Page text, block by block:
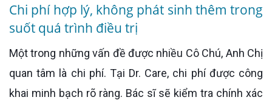
Chi phí hợp lý, không phát sinh thêm trong
suốt quá trình điều trị
Một trong những vấn đề được nhiều Cô Chú, Anh Chị
quan tâm là chi phí. Tại Dr. Care, chi phí được công
khai minh bạch rõ ràng. Bác sĩ sẽ kiểm tra chính xác